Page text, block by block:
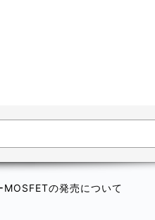
の発売について